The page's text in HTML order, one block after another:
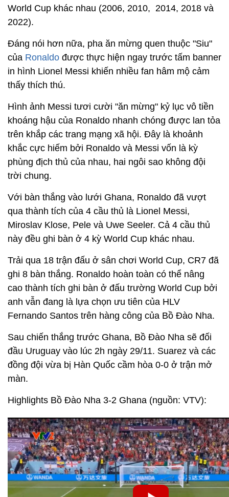
World Cup khác nhau (2006, 2010, 2014, 2018 và
2022).
Đáng nói hơn nữa, pha ăn mừng quen thuộc "Siu"
của Ronaldo được thực hiện ngay trước tấm banner
in hình Lionel Messi khiến nhiều fan hâm mộ cảm
thấy thích thú.
Hình ảnh Messi tươi cười "ăn mừng" kỷ lục vô tiền
khoáng hậu của Ronaldo nhanh chóng được lan tỏa
trên khắp các trang mạng xã hội. Đây là khoảnh
khắc cực hiếm bởi Ronaldo và Messi vốn là kỳ
phùng địch thủ của nhau, hai ngôi sao không đội
trời chung.
Với bàn thắng vào lưới Ghana, Ronaldo đã vượt
qua thành tích của 4 cầu thủ là Lionel Messi,
Miroslav Klose, Pele và Uwe Seeler. Cả 4 cầu thủ
này đều ghi bàn ở 4 kỳ World Cup khác nhau.
Trải qua 18 trận đấu ở sân chơi World Cup, CR7 đã
ghi 8 bàn thắng. Ronaldo hoàn toàn có thể nâng
cao thành tích ghi bàn ở đấu trường World Cup bởi
anh vẫn đang là lựa chọn ưu tiên của HLV
Fernando Santos trên hàng công của Bồ Đào Nha.
Sau chiến thắng trước Ghana, Bồ Đào Nha sẽ đối
đầu Uruguay vào lúc 2h ngày 29/11. Suarez và các
đồng đội vừa bị Hàn Quốc cầm hòa 0-0 ở trận mở
màn.
Highlights Bồ Đào Nha 3-2 Ghana (nguồn: VTV):